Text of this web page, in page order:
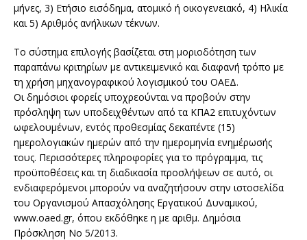
μήνες, 3) Ετήσιο εισόδημα, ατομικό ή οικογενειακό, 4) Ηλικία
και 5) Αριθμός ανήλικων τέκνων.
Το σύστημα επιλογής βασίζεται στη μοριοδότηση των
παραπάνω κριτηρίων με αντικειμενικό και διαφανή τρόπο με
τη χρήση μηχανογραφικού λογισμικού του ΟΑΕΔ.
Οι δημόσιοι φορείς υποχρεούνται να προβούν στην
πρόσληψη των υποδειχθέντων από τα ΚΠΑ2 επιτυχόντων
ωφελουμένων, εντός προθεσμίας δεκαπέντε (15)
ημερολογιακών ημερών από την ημερομηνία ενημέρωσής
τους. Περισσότερες πληροφορίες για το πρόγραμμα, τις
προϋποθέσεις και τη διαδικασία προσλήψεων σε αυτό, οι
ενδιαφερόμενοι μπορούν να αναζητήσουν στην ιστοσελίδα
του Οργανισμού Απασχόλησης Εργατικού Δυναμικού,
www.oaed.gr, όπου εκδόθηκε η με αριθμ. Δημόσια
Πρόσκληση Νο 5/2013.